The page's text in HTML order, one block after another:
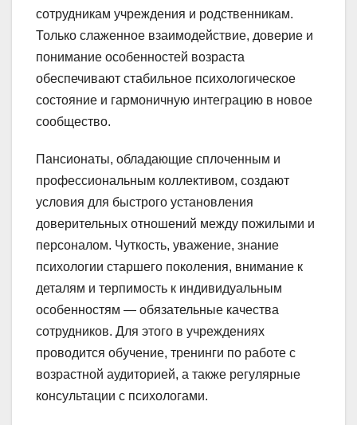
сотрудникам учреждения и родственникам.
Только слаженное взаимодействие, доверие и
понимание особенностей возраста
обеспечивают стабильное психологическое
состояние и гармоничную интеграцию в новое
сообщество.
Пансионаты, обладающие сплоченным и
профессиональным коллективом, создают
условия для быстрого установления
доверительных отношений между пожилыми и
персоналом. Чуткость, уважение, знание
психологии старшего поколения, внимание к
деталям и терпимость к индивидуальным
особенностям — обязательные качества
сотрудников. Для этого в учреждениях
проводится обучение, тренинги по работе с
возрастной аудиторией, а также регулярные
консультации с психологами.